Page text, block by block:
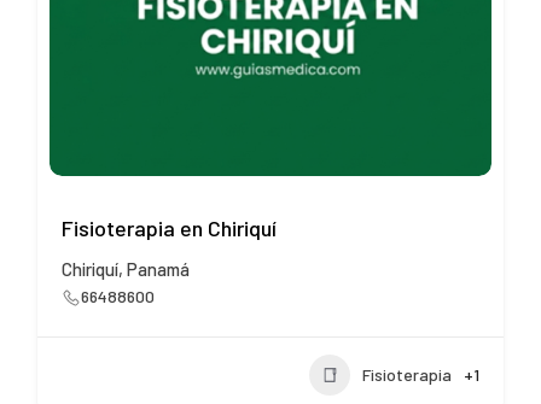
Fisioterapia en Chiriquí
Chiriquí, Panamá
66488600
Fisioterapia +1